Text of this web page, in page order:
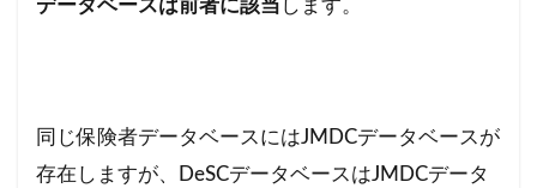
データベースは前者に該当 します。
同じ保険者データベースにはJMDCデータベースが
存在しますが、DeSCデータベースはJMDCデータ